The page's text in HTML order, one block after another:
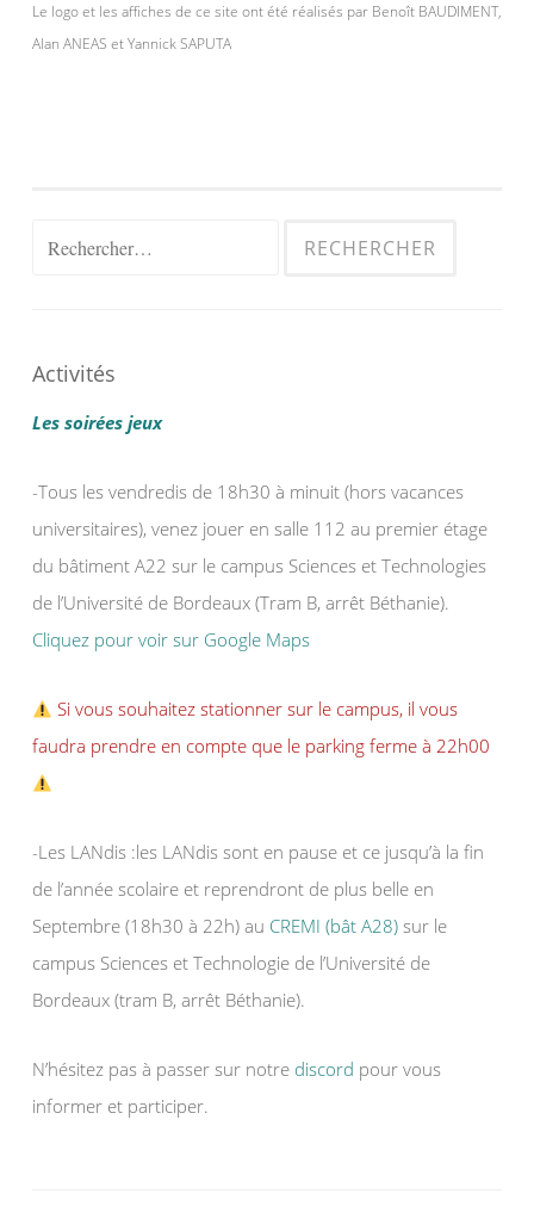
Le logo et les affiches de ce site ont été réalisés par Benoît BAUDIMENT,
Alan ANEAS et Yannick SAPUTA
Rechercher :
Activités
Les soirées jeux
-Tous les vendredis de 18h30 à minuit (hors vacances
universitaires), venez jouer en salle 112 au premier étage
du bâtiment A22 sur le campus Sciences et Technologies
de l’Université de Bordeaux (Tram B, arrêt Béthanie).
Cliquez pour voir sur Google Maps
Si vous souhaitez stationner sur le campus, il vous
faudra prendre en compte que le parking ferme à 22h00
-Les LANdis :les LANdis sont en pause et ce jusqu’à la fin
de l’année scolaire et reprendront de plus belle en
Septembre (18h30 à 22h) au CREMI (bât A28) sur le
campus Sciences et Technologie de l’Université de
Bordeaux (tram B, arrêt Béthanie).
N’hésitez pas à passer sur notre discord pour vous
informer et participer.